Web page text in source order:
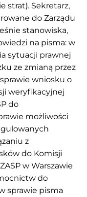
strat). Sekretarz,
do Zarządu
stanowiska,
na pisma: w
sytuacji prawnej
ze zmianą przez
sprawie wniosku o
weryfikacyjnej
do
możliwości
z
do Komisji
w Warszawie
do
sprawie pisma